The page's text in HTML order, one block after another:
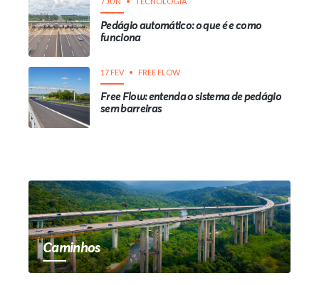
Pedágio automático: o que é e como
funciona
17 FEV FREE FLOW
Free Flow: entenda o sistema de pedágio
sem barreiras
Caminhos